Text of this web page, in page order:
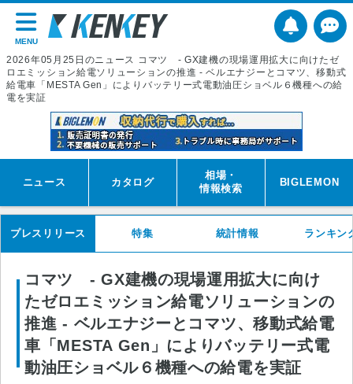
MENU
2026年05月25日のニュース コマツ - GX建機の現場運用拡大に向けたゼ
ロエミッション給電ソリューションの推進 - ベルエナジーとコマツ、移動式
給電車「MESTA Gen」によりバッテリー式電動油圧ショベル６機種への給
電を実証
ニュース カタログ
相場・
情報検索
BIGLEMON
プレスリリース 特集 統計情報 ランキン
コマツ - GX建機の現場運用拡大に向け
たゼロエミッション給電ソリューションの
推進 - ベルエナジーとコマツ、移動式給電
車「MESTA Gen」によりバッテリー式電
動油圧ショベル６機種への給電を実証